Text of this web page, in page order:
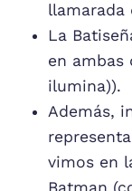
llamarada
La
en ambas
ilumina)).
Además,
vimos en